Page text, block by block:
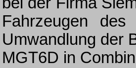
Fahrzeugen
Umwandlung der
MGT6D in